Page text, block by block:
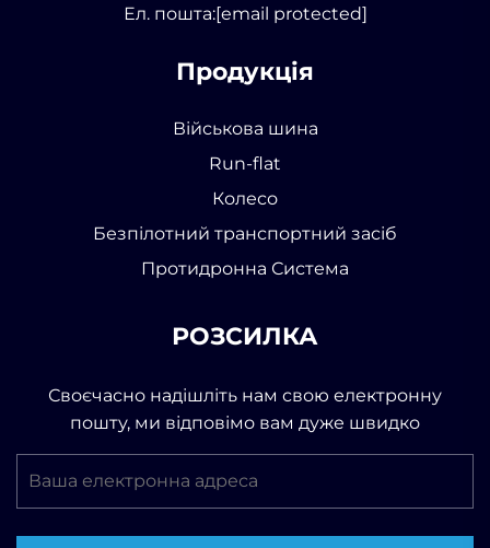
Ел. пошта:[email protected]
Продукція
Військова шина
Run-flat
Колесо
Безпілотний транспортний засіб
Протидронна Система
РОЗСИЛКА
Своєчасно надішліть нам свою електронну
пошту, ми відповімо вам дуже швидко